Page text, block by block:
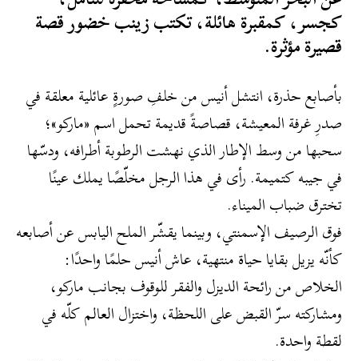
كجسر، كمقبرة هائلة، تكتب زينب خضور قصة
قصيرة مؤثرة.
بأصابع حذرة، انتشل أنيس من خلفِ صورةٍ عائلية معلقة في
صدرِ غرفة المعيشة، قصاصةً قديمة تحمل اسم «ماركو»؛
سحبها من وسط الإطار الذي نهشت الرطوبة أطرافه، ودسّها
في جيبه كتميمة. رأى في هذا الرجل مخلّصًا يملك عينًا
تخترق ضباب الميناء.
فوق الرصيف الإسمنتي، وبينما يقشّر الملح اليابس عن أصابعه
كأنّه يزيل بقايا حياة منتهية، عاش أنيس حلمًا واحدًا:
الخلاص من رائحة الديزل والفقر للوقوف بجانب ماركو،
ومشاركته سرّ القبض على اللحظة، واختزال العالم كلّه في
لقطة واحدة.